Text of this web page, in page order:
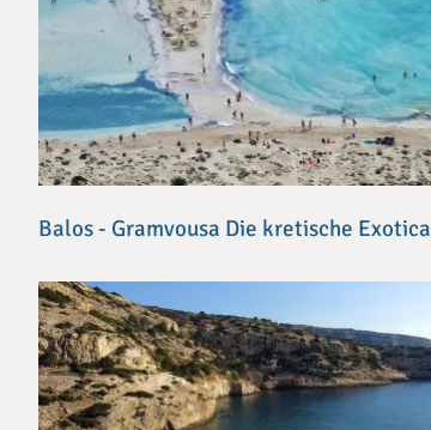
Balos - Gramvousa Die kretische Exotica